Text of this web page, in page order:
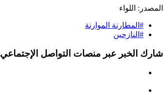
المصدر: اللواء
#المطارنة الموارنة
#النازحين
شارك الخبر عبر منصات التواصل الإجتماعي